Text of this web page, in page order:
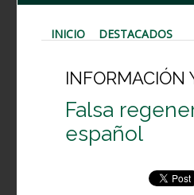
INICIO DESTACADOS
INFORMACIÓN
Falsa
español